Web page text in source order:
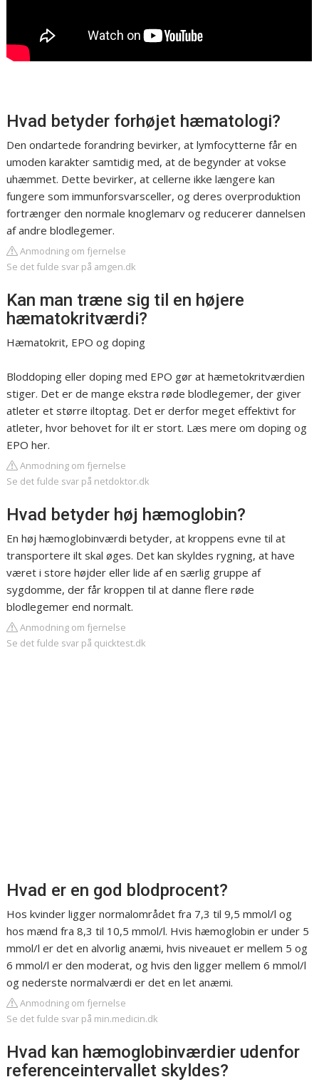
Hvad betyder forhøjet hæmatologi?
Den ondartede forandring bevirker, at lymfocytterne får en
umoden karakter samtidig med, at de begynder at vokse
uhæmmet. Dette bevirker, at cellerne ikke længere kan
fungere som immunforsvarsceller, og deres overproduktion
fortrænger den normale knoglemarv og reducerer dannelsen
af andre blodlegemer.
Anmodning om fjernelse
Se det fulde svar på amgen.dk
Kan man træne sig til en højere
hæmatokritværdi?
Hæmatokrit, EPO og doping
Bloddoping eller doping med EPO gør at hæmetokritværdien
stiger. Det er de mange ekstra røde blodlegemer, der giver
atleter et større iltoptag. Det er derfor meget effektivt for
atleter, hvor behovet for ilt er stort. Læs mere om doping og
EPO her.
Anmodning om fjernelse
Se det fulde svar på netdoktor.dk
Hvad betyder høj hæmoglobin?
En høj hæmoglobinværdi betyder, at kroppens evne til at
transportere ilt skal øges. Det kan skyldes rygning, at have
været i store højder eller lide af en særlig gruppe af
sygdomme, der får kroppen til at danne flere røde
blodlegemer end normalt.
Anmodning om fjernelse
Se det fulde svar på quicktest.dk
Hvad er en god blodprocent?
Hos kvinder ligger normalområdet fra 7,3 til 9,5 mmol/l og
hos mænd fra 8,3 til 10,5 mmol/l. Hvis hæmoglobin er under 5
mmol/l er det en alvorlig anæmi, hvis niveauet er mellem 5 og
6 mmol/l er den moderat, og hvis den ligger mellem 6 mmol/l
og nederste normalværdi er det en let anæmi.
Anmodning om fjernelse
Se det fulde svar på min.medicin.dk
Hvad kan hæmoglobinværdier udenfor
referenceintervallet skyldes?